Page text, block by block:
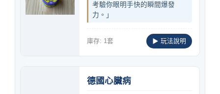
考驗你眼明手快的瞬間爆發
力。」
庫存: 1套 ▶ 玩法說明
德國心臟病